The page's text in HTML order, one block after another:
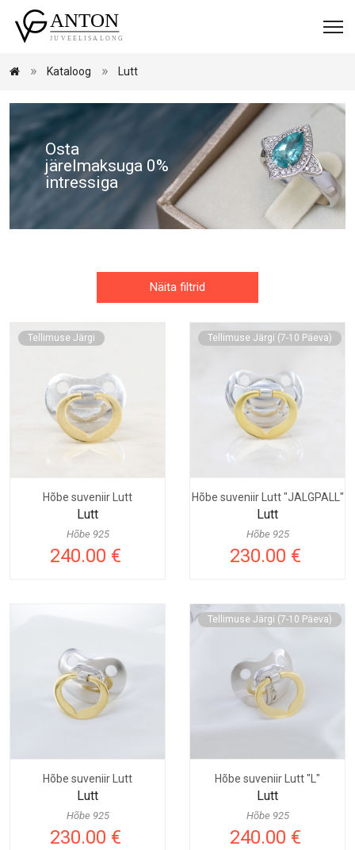
Kataloog Lutt
Osta
järelmaksuga 0%
intressiga
Näita filtrid
Tellimuse Järgi
Hõbe suveniir Lutt
Lutt
Hõbe 925
240.00 €
Tellimuse Järgi (7-10 Päeva)
Hõbe suveniir Lutt "JALGPALL"
Lutt
Hõbe 925
230.00 €
Hõbe suveniir Lutt
Lutt
Hõbe 925
230.00 €
Tellimuse Järgi (7-10 Päeva)
Hõbe suveniir Lutt "L"
Lutt
Hõbe 925
240.00 €